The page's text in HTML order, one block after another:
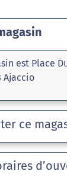
est Place
Ajaccio
ce